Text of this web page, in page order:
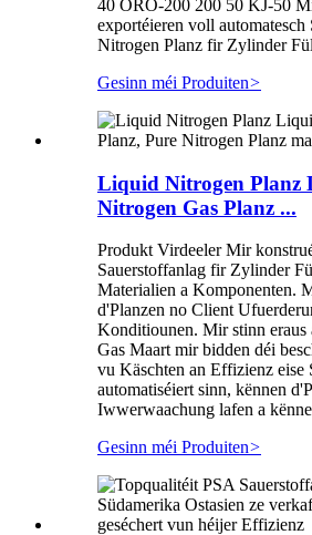
40 ORO-200 200 50 KJ-50
exportéieren voll automatesch
Nitrogen Planz fir Zylinder
Gesinn méi Produiten>
Liquid Nitrogen Planz
Nitrogen Gas Planz ...
Produkt Virdeeler Mir
Sauerstoffanlag fir Zylinder
Materialien a Komponenten.
d'Planzen no Client
Konditiounen. Mir stinn eraus
Gas Maart mir bidden déi
vu Käschten an Effizienz eise
automatiséiert sinn, kënnen
Iwwerwaachung lafen a
Gesinn méi Produiten>